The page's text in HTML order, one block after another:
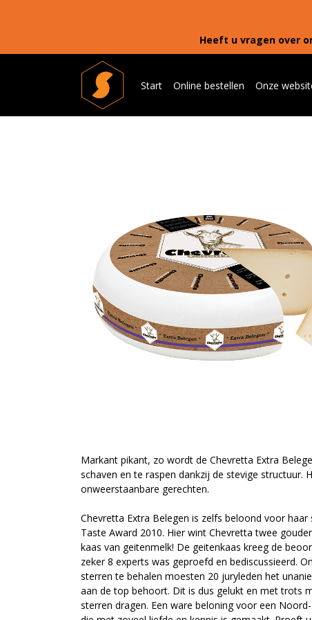
Heeft u vragen over
Start Online bestellen Onze
Markant pikant, zo wordt de Chevretta Extra
schaven en te raspen dankzij de stevige structuur.
onweerstaanbare gerechten.
Chevretta Extra Belegen is zelfs beloond voor
Taste Award 2010. Hier wint Chevretta twee
kaas van geitenmelk! De geitenkaas kreeg de
zeker 8 experts was geproefd en bediscussieerd.
sterren te behalen moesten 20 juryleden het
aan de top behoort. Dit is dus gelukt en met trots
sterren dragen. Een ware beloning voor een